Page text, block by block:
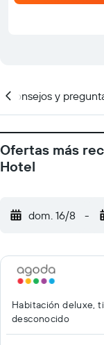
Consejos y
Ofertas más
Hotel
dom. 16/8 -
Habitación deluxe,
desconocido